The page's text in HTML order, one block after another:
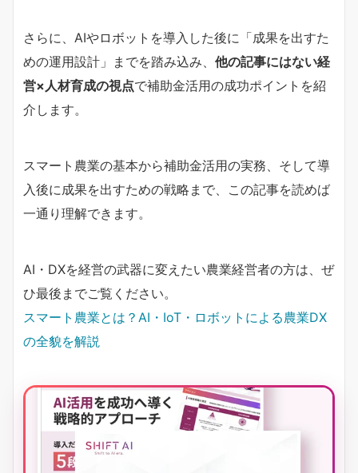
さらに、AIやロボットを導入した後に「成果を出すた
めの運用設計」までを踏み込み、 他の記事にはない経
営×人材育成の視点で補助金活用の成功ポイントを紹
介します。
スマート農業の基本から補助金活用の実務、そして導
入後に成果を出すための戦略まで、この記事を読めば
一通り理解できます。
AI・DXを経営の武器に変えたい農業経営者の方は、ぜ
ひ最後までご覧ください。
スマート農業とは？AI・IoT・ロボットによる農業DX
の全貌を解説